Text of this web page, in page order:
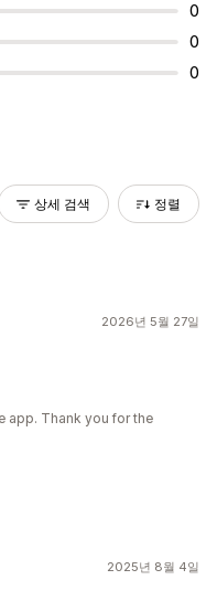
0
0
0
상세 검색 정렬
2026년 5월 27일
app. Thank you for the
2025년 8월 4일